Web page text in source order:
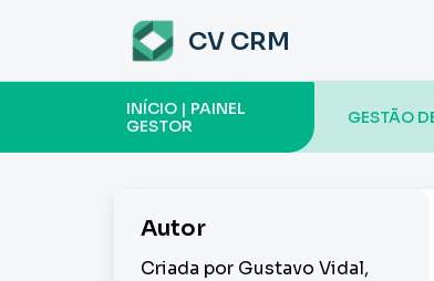
CV CRM
GESTÃO
INÍCIO | PAINEL
GESTOR
Autor
Criada por Gustavo Vidal,